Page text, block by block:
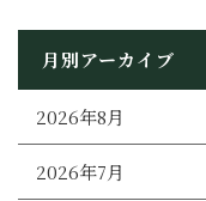
月別アーカイブ
2026年8月
2026年7月